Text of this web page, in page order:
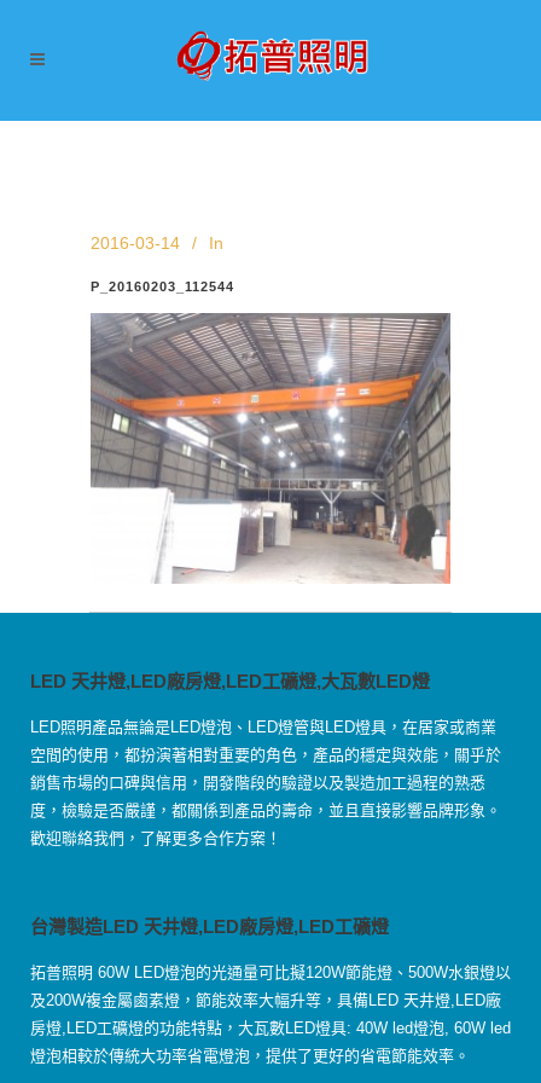
2016-03-14 In
P_20160203_112544
LED 天井燈,LED廠房燈,LED工礦燈,大瓦數LED燈
LED照明產品無論是LED燈泡、LED燈管與LED燈具，在居家或商業
空間的使用，都扮演著相對重要的角色，產品的穩定與效能，關乎於
銷售市場的口碑與信用，開發階段的驗證以及製造加工過程的熟悉
度，檢驗是否嚴謹，都關係到產品的壽命，並且直接影響品牌形象。
歡迎聯絡我們，了解更多合作方案！
台灣製造LED 天井燈,LED廠房燈,LED工礦燈
拓普照明 60W LED燈泡的光通量可比擬120W節能燈、500W水銀燈以
及200W複金屬鹵素燈，節能效率大幅升等，具備LED 天井燈,LED廠
房燈,LED工礦燈的功能特點，大瓦數LED燈具: 40W led燈泡, 60W led
燈泡相較於傳統大功率省電燈泡，提供了更好的省電節能效率。